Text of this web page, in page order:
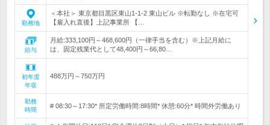
勤務地
＜本社＞ 東京都目黒区東山1-1-2 東山ビル ※転勤なし ※在宅可
【雇入れ直後】上記事業所 【…
給与
月給:333,100円～468,600円（一律手当を含む）※上記月給に
は、固定残業代として48,400円～66,80…
初年度
年収
488万円～750万円
勤務
時間
# 08:30～17:30* 所定労働時間:8時間* 休憩:60分* 時間外労働あり